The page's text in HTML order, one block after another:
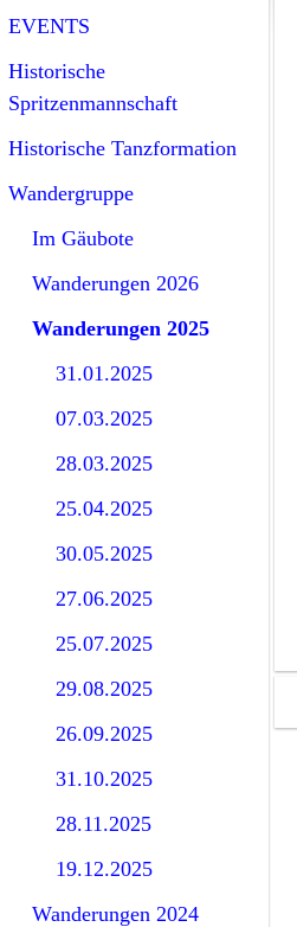
EVENTS
Historische
Spritzenmannschaft
Historische Tanzformation
Wandergruppe
Im Gäubote
Wanderungen 2026
Wanderungen 2025
31.01.2025
07.03.2025
28.03.2025
25.04.2025
30.05.2025
27.06.2025
25.07.2025
29.08.2025
26.09.2025
31.10.2025
28.11.2025
19.12.2025
Wanderungen 2024